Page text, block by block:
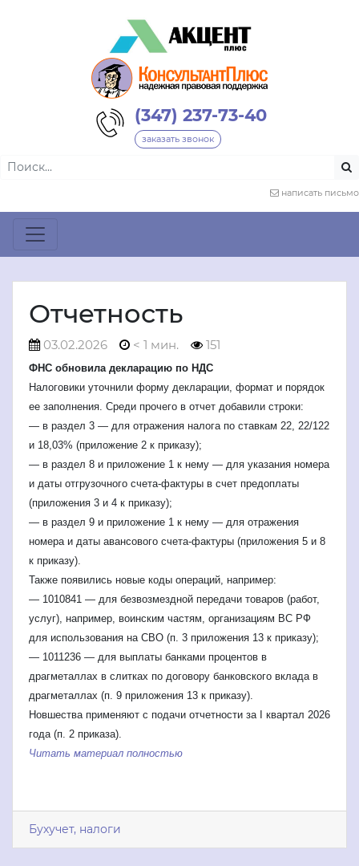
(347) 237-73-40
заказать звонок
написать письмо
Отчетность
03.02.2026 < 1 мин. 151
ФНС обновила декларацию по НДС
Налоговики уточнили форму декларации, формат и порядок
ее заполнения. Среди прочего в отчет добавили строки:
— в раздел 3 — для отражения налога по ставкам 22, 22/122
и 18,03% (приложение 2 к приказу);
— в раздел 8 и приложение 1 к нему — для указания номера
и даты отгрузочного счета-фактуры в счет предоплаты
(приложения 3 и 4 к приказу);
— в раздел 9 и приложение 1 к нему — для отражения
номера и даты авансового счета-фактуры (приложения 5 и 8
к приказу).
Также появились новые коды операций, например:
— 1010841 — для безвозмездной передачи товаров (работ,
услуг), например, воинским частям, организациям ВС РФ
для использования на СВО (п. 3 приложения 13 к приказу);
— 1011236 — для выплаты банками процентов в
драгметаллах в слитках по договору банковского вклада в
драгметаллах (п. 9 приложения 13 к приказу).
Новшества применяют с подачи отчетности за I квартал 2026
года (п. 2 приказа).
Читать материал полностью
Бухучет, налоги